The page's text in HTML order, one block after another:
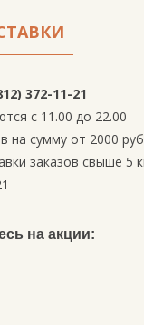
372-11-21
с 11.00 до 22.00
на сумму от 2000
заказов свыше 5
на акции: